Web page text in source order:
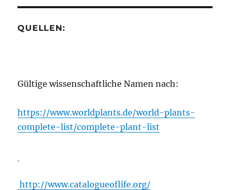
QUELLEN:
Gültige wissenschaftliche Namen nach:
https://www.worldplants.de/world-plants-
complete-list/complete-plant-list
http://www.catalogueoflife.org/